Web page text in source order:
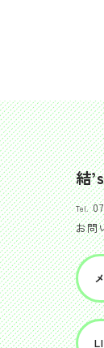
結
Tel.
お問